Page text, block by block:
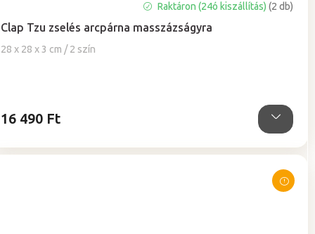
Clap Tzu zselés arcpárna masszázságyra
28 x 28 x 3 cm / 2 szín
termék
átlagos
értékelése
Raktáron (24ó kiszállítás)(2 db)
16 490 Ft